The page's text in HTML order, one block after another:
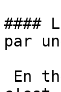
####
par